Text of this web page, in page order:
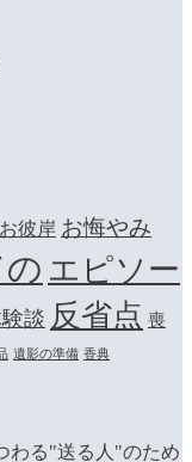
お彼岸 お悔やみ
エピソー
談 反省点 喪
遺影の準備 香典
わる"送る人"のため